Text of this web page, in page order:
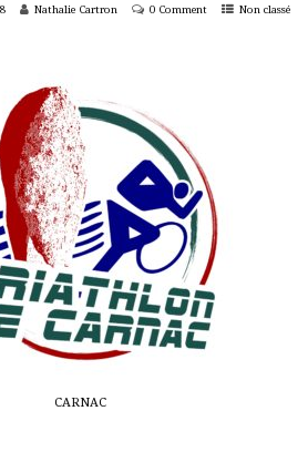
Nathalie Cartron 0 Comment Non classé
CARNAC